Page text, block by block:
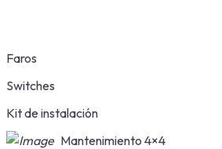
Faros
Switches
Kit de instalación
Mantenimiento 4×4